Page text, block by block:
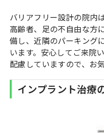
バリアフリー設計の院内
高齢者、足の不自由な方
備し、近隣のパーキング
います。安心してご来院
配慮していますので、お
インプラント治療